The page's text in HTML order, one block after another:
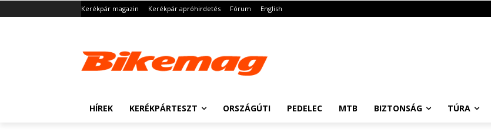
Kerékpár magazin Kerékpár apróhirdetés Fórum English
HÍREK KERÉKPÁRTESZT ORSZÁGÚTI PEDELEC MTB BIZTONSÁG TÚRA